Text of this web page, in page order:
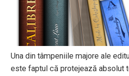
Una din tâmpeniile majore ale
este faptul că protejează absolut